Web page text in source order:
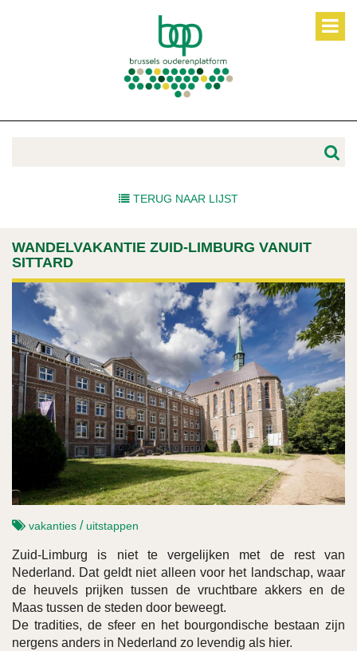
TERUG NAAR LIJST
WANDELVAKANTIE ZUID-LIMBURG VANUIT
SITTARD
vakanties / uitstappen
Zuid-Limburg is niet te vergelijken met de rest van
Nederland. Dat geldt niet alleen voor het landschap, waar
de heuvels prijken tussen de vruchtbare akkers en de
Maas tussen de steden door beweegt.
De tradities, de sfeer en het bourgondische bestaan zijn
nergens anders in Nederland zo levendig als hier.